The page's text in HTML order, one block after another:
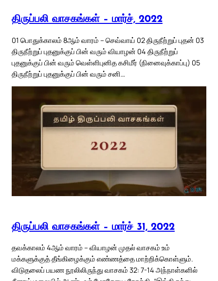
திருப்பலி வாசகங்கள் – மார்ச், 2022
01 பொதுக்காலம் 8ஆம் வாரம் – செவ்வாய் 02 திருநீற்றுப் புதன் 03
திருநீற்றுப் புதனுக்குப் பின் வரும் வியாழன் 04 திருநீற்றுப்
புதனுக்குப் பின் வரும் வெள்ளிபுனித கசிமீர் (நினைவுக்காப்பு) 05
திருநீற்றுப் புதனுக்குப் பின் வரும் சனி…
திருப்பலி வாசகங்கள் – மார்ச் 31, 2022
தவக்காலம் 4ஆம் வாரம் – வியாழன் முதல் வாசகம் உம்
மக்களுக்குத் தீங்கிழைக்கும் எண்ணத்தை மாற்றிக்கொள்ளும்.
விடுதலைப் பயண நூலிலிருந்து வாசகம் 32: 7-14 அந்நாள்களில்